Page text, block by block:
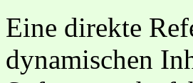
Eine direkte
dynamischen